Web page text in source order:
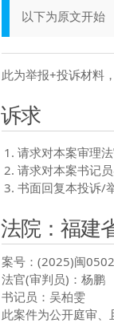
以下为原文开始
此为举报+投诉材料
诉求
请求对本案审理
请求对本案书记
书面回复本投诉/
法院：福建
案号：(2025)闽
法官(审判员)：杨鹏
书记员：吴柏雯
此案件为公开庭审、